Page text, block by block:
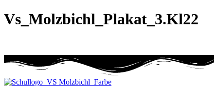
Vs_Molzbichl_Plakat_3.Kl22